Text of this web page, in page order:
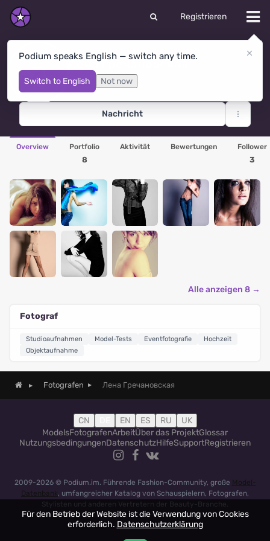
Registrieren
Podium speaks English — switch any time.
Switch to English Not now
Лена Гречановская
Sankt Petersburg· Russland
Nachricht
Overview Portfolio
8
Aktivität Bewertungen Follower
3
Alle anzeigen 8 →
Fotograf
Studioaufnahmen Model-Tests Eventfotografie
Hochzeit
Objektaufnahme
Fotografen Лена Гречановская
CN EN ES RU
UK
ModelsFotografenArbeitÜber das ProjektGlossar
NutzungsbedingungenDatenschutzHilfeSupportRegistrieren
2009-2026 © Podium.im. Führende Fashion-Community, große Model-
Datenbank, umfangreicher Katalog von Schauspielern, Fotografen,
Stylisten und anderen Vertretern der Beauty-Branche.
Für den Betrieb der Website ist die Verwendung von Cookies
erforderlich. Datenschutzerklärung